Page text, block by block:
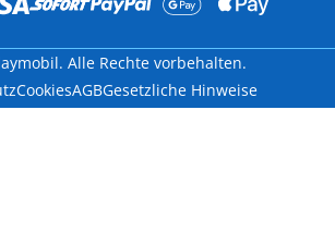
Alle Rechte vorbehalten.
CookiesAGBGesetzliche Hinweise